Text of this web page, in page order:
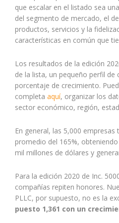
que escalar en el listado sea
del segmento de mercado, el
productos, servicios y la
características en común que
Los resultados de la edición
de la lista, un pequeño perfil de
porcentaje de crecimiento.
completa aquí, organizar los
sector económico, región,
En general, las 5,000
promedio del 165%,
mil millones de dólares y
Para la edición 2020 de Inc.
compañías repiten honores.
PLLC, por supuesto, no es la
puesto 1,361 con un